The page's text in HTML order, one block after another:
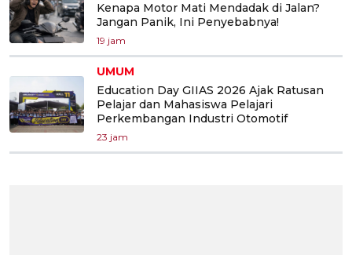
Kenapa Motor Mati Mendadak di Jalan?
Jangan Panik, Ini Penyebabnya!
19 jam
UMUM
Education Day GIIAS 2026 Ajak Ratusan
Pelajar dan Mahasiswa Pelajari
Perkembangan Industri Otomotif
23 jam